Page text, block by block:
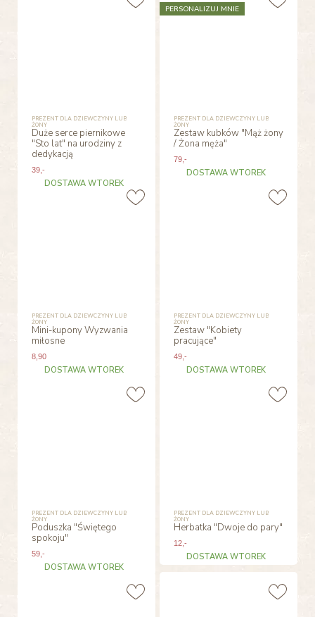
PREZENT DLA DZIEWCZYNY LUB
ŻONY
Duże serce piernikowe
"Sto lat" na urodziny z
dedykacją
39,-
DOSTAWA WTOREK
PREZENT DLA DZIEWCZYNY LUB
ŻONY
Zestaw kubków "Mąż żony
/ Żona męża"
79 ,-
DOSTAWA WTOREK
PERSONALIZUJ MNIE
PREZENT DLA DZIEWCZYNY LUB
ŻONY
Mini-kupony Wyzwania
miłosne
8,90
DOSTAWA WTOREK
PREZENT DLA DZIEWCZYNY LUB
ŻONY
Zestaw "Kobiety
pracujące"
49 ,-
DOSTAWA WTOREK
PREZENT DLA DZIEWCZYNY LUB
ŻONY
Poduszka "Świętego
spokoju"
59,-
DOSTAWA WTOREK
PREZENT DLA DZIEWCZYNY LUB
ŻONY
Herbatka "Dwoje do pary"
12 ,-
DOSTAWA WTOREK